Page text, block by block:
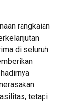
rangkaian
di seluruh
tetapi